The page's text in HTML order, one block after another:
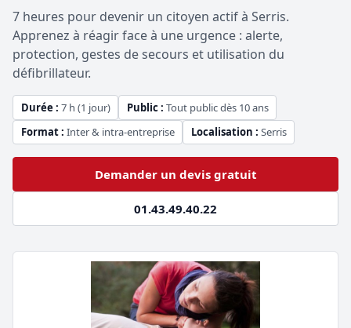
7 heures pour devenir un citoyen actif à Serris.
Apprenez à réagir face à une urgence : alerte,
protection, gestes de secours et utilisation du
défibrillateur.
Durée : 7 h (1 jour) Public : Tout public dès 10 ans
Format : Inter & intra-entreprise Localisation : Serris
Demander un devis gratuit
01.43.49.40.22